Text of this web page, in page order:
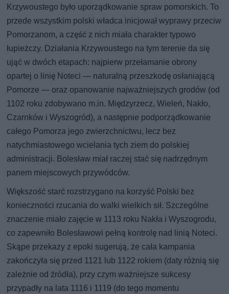
Krzywoustego było uporządkowanie spraw pomorskich. To
przede wszystkim polski władca inicjował wyprawy przeciw
Pomorzanom, a część z nich miała charakter typowo
łupieżczy. Działania Krzywoustego na tym terenie da się
ująć w dwóch etapach: najpierw przełamanie obrony
opartej o linię Noteci — naturalną przeszkodę osłaniającą
Pomorze — oraz opanowanie najważniejszych grodów (od
1102 roku zdobywano m.in. Międzyrzecz, Wieleń, Nakło,
Czarnków i Wyszogród), a następnie podporządkowanie
całego Pomorza jego zwierzchnictwu, lecz bez
natychmiastowego wcielania tych ziem do polskiej
administracji. Bolesław miał raczej stać się nadrzędnym
panem miejscowych przywódców.
Większość starć rozstrzygano na korzyść Polski bez
konieczności rzucania do walki wielkich sił. Szczególne
znaczenie miało zajęcie w 1113 roku Nakła i Wyszogrodu,
co zapewniło Bolesławowi pełną kontrolę nad linią Noteci.
Skąpe przekazy z epoki sugerują, że cała kampania
zakończyła się przed 1121 lub 1122 rokiem (daty różnią się
zależnie od źródła), przy czym ważniejsze sukcesy
przypadły na lata 1116 i 1119 (do tego momentu